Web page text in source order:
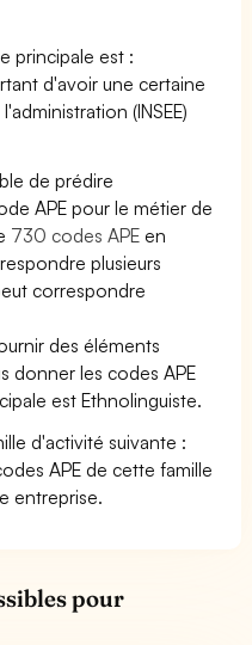
principale est :
d'avoir une certaine
(INSEE)
de prédire
APE pour le métier de
730 codes APE en
plusieurs
correspondre
des éléments
donner les codes APE
est Ethnolinguiste.
d'activité suivante :
APE de cette famille
entreprise.
pour